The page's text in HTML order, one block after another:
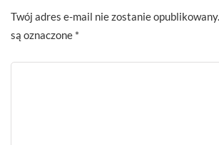
Twój adres e-mail nie zostanie opublikowany.
są oznaczone *